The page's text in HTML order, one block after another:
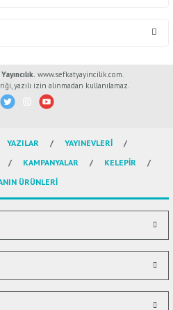
açıklamalarında ve diğer konularda
formunu kullanarak tarafımıza
görüntülenemiyor.
bulunuyor.
pahalı.
olmalı.
www.sefkatyayincilik.com.
yazılı izin alınmadan kullanılamaz.
YAZILAR
YAYINEVLERİ
KAMPANYALAR
KELEPİR
ÜRÜNLERİ